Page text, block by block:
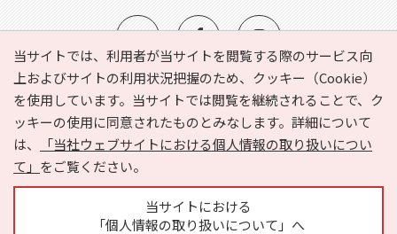
当サイトでは、利用者が当サイトを閲覧する際のサービス向
上およびサイトの利用状況把握のため、クッキー（Cookie）
を使用しています。当サイトでは閲覧を継続されることで、ク
ッキーの使用に同意されたものとみなします。詳細について
は、
「当社ウェブサイトにおける個人情報の取り扱いについ
て」 をご覧ください。
当サイトにおける
「個人情報の取り扱いについて」へ
e-NAVITA（イーナビタ）とは？ お気に入り
ヘルプ
利用規約
個人情報の取り扱いについて
運営会社
サイトマップ
広告掲載に関するお問い合わせ